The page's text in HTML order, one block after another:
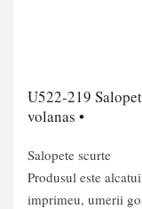
U522-219
volanas •
Salopete scurte
Produsul este
imprimeu, umerii